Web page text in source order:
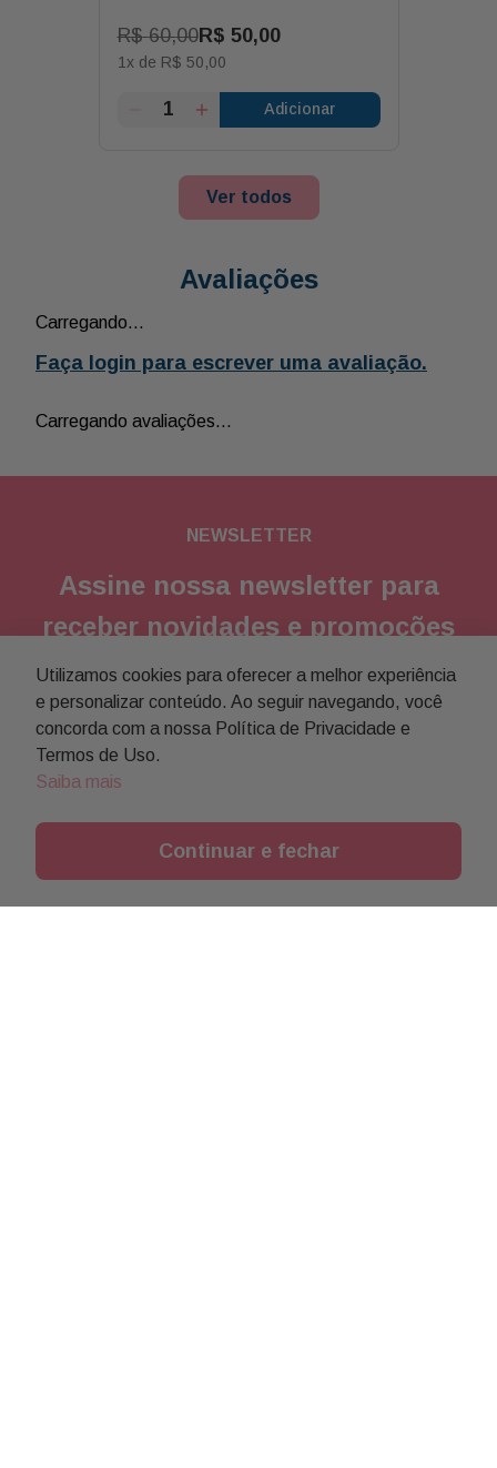
R$ 60,00R$ 50,00
1x de R$ 50,00
Adicionar
Ver todos
Avaliações
Carregando…
Faça login para escrever uma avaliação.
Carregando avaliações…
NEWSLETTER
Assine nossa newsletter para
receber novidades e promoções
Enviar
Concordo com a política de privacidade
Utilizamos cookies para oferecer a melhor experiência
e personalizar conteúdo. Ao seguir navegando, você
concorda com a nossa Política de Privacidade e
Termos de Uso.
Saiba mais
Continuar e fechar